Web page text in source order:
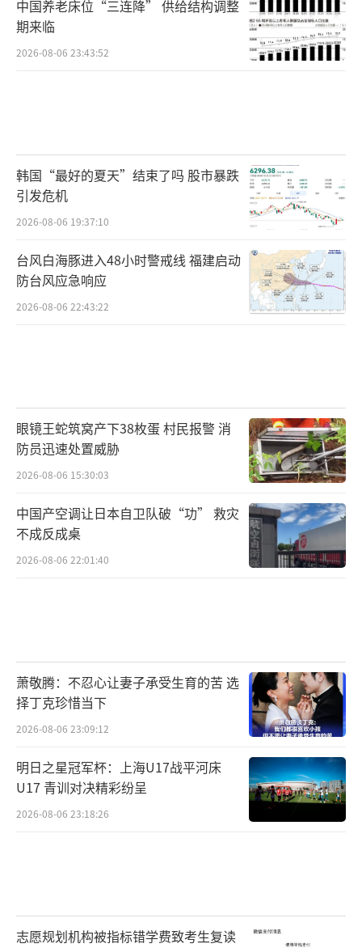
中国养老床位“三连降” 供给结构调整
期来临
2026-08-06 23:43:52
韩国“最好的夏天”结束了吗 股市暴跌
引发危机
2026-08-06 19:37:10
台风白海豚进入48小时警戒线 福建启动
防台风应急响应
2026-08-06 22:43:22
眼镜王蛇筑窝产下38枚蛋 村民报警 消
防员迅速处置威胁
2026-08-06 15:30:03
中国产空调让日本自卫队破“功” 救灾
不成反成桌
2026-08-06 22:01:40
萧敬腾：不忍心让妻子承受生育的苦 选
择丁克珍惜当下
2026-08-06 23:09:12
明日之星冠军杯：上海U17战平河床
U17 青训对决精彩纷呈
2026-08-06 23:18:26
志愿规划机构被指标错学费致考生复读